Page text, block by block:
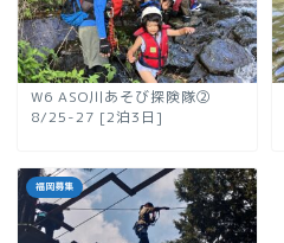
W6 ASO川あそび探険隊②
8/25-27 [2泊3日]
福岡募集